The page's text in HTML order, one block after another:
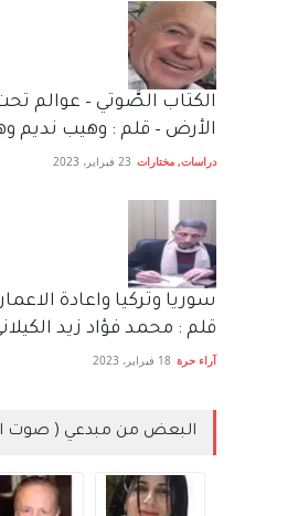
الكتاب الصَّوتي – عوالم
الأرض – قلم : وهيب نديم
دراسات, مختارات 23 فبراير، 2023
سوريا وتركيا واعادة
قلم : محمد فؤاد زيد
آراء حرة 18 فبراير، 2023
البعض من مبدعي ( صوت